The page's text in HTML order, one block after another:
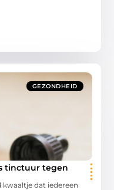
GEZONDHEID
tinctuur tegen
dat iedereen